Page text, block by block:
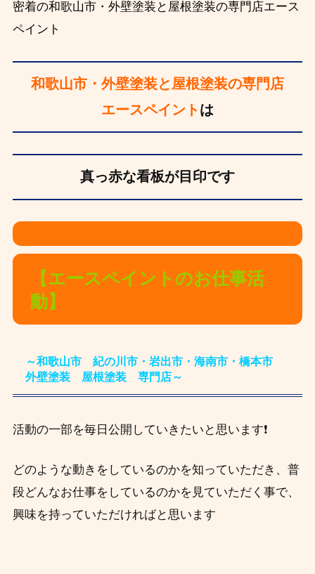
密着の和歌山市・外壁塗装と屋根塗装の専門店エース
ペイント
和歌山市・外壁塗装と屋根塗装の専門店
エースペイント は
真っ赤な看板が目印です
【エースペイントのお仕事活
動】
～和歌山市 紀の川市・岩出市・海南市・橋本市
外壁塗装 屋根塗装 専門店～
活動の一部を毎日公開していきたいと思います❗
どのような動きをしているのかを知っていただき、 普
段どんなお仕事をしているのかを見ていただく事で、
興味を持っていただければと思います